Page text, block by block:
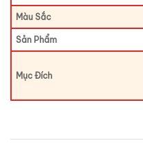
Màu Sắc
Sản Phẩm
Mục Đích